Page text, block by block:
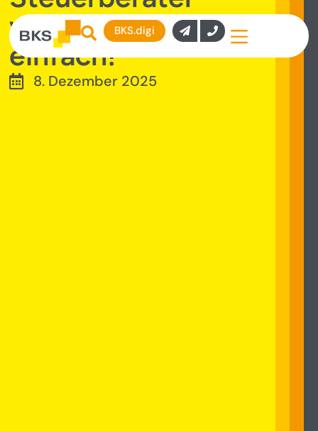
BKS.digi
wechseln? Geht ganz
einfach!
8. Dezember 2025